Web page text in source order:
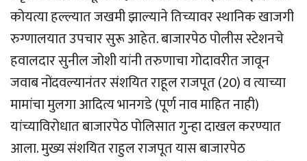
कोयत्या हल्ल्यात जखमी झाल्याने तिच्यावर स्थानिक खाजगी
रुग्णालयात उपचार सुरू आहेत. बाजारपेठ पोलीस स्टेशनचे
हवालदार सुनील जोशी यांनी तरुणाचा गोदावरीत जावून
जवाब नोंदवल्यानंतर संशयित राहूल राजपूत (20) व त्याच्या
मामांचा मुलगा आदित्य भानगडे (पूर्ण नाव माहित नाही)
यांच्याविरोधात बाजारपेठ पोलिसात गुन्हा दाखल करण्यात
आला. मुख्य संशयित राहुल राजपूत यास बाजारपेठ